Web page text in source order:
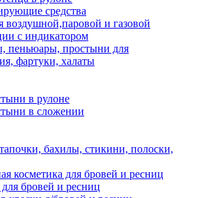
средства
воздушной,паровой и газовой
с индикатором
пеньюары, простыни для
фартуки, халаты
в рулоне
в сложении
бахилы, стикини, полоски,
косметика для бровей и ресниц
бровей и ресниц